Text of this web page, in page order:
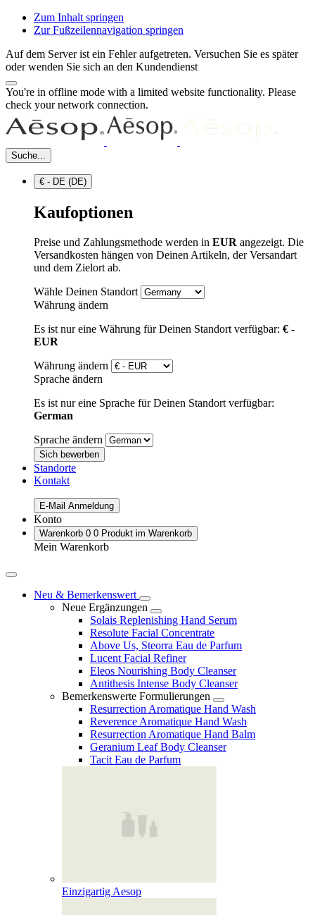
Zum Inhalt springen
Zur Fußzeilennavigation springen
Auf dem Server ist ein Fehler aufgetreten. Versuchen Sie es später
oder wenden Sie sich an den Kundendienst
You're in offline mode with a limited website functionality. Please
check your network connection.
Suche...
€ - DE (DE)
Kaufoptionen
Preise und Zahlungsmethode werden in EUR angezeigt. Die
Versandkosten hängen von Deinen Artikeln, der Versandart
und dem Zielort ab.
Wähle Deinen Standort
Währung ändern
Es ist nur eine Währung für Deinen Standort verfügbar: € -
EUR
Währung ändern
Sprache ändern
Es ist nur eine Sprache für Deinen Standort verfügbar:
German
Sprache ändern
Sich bewerben
Standorte
Kontakt
E-Mail Anmeldung
Konto
Warenkorb 0 0 Produkt im Warenkorb
Mein Warenkorb
Neu & Bemerkenswert
Neue Ergänzungen
Solais Replenishing Hand Serum
Resolute Facial Concentrate
Above Us, Steorra Eau de Parfum
Lucent Facial Refiner
Eleos Nourishing Body Cleanser
Antithesis Intense Body Cleanser
Bemerkenswerte Formulierungen
Resurrection Aromatique Hand Wash
Reverence Aromatique Hand Wash
Resurrection Aromatique Hand Balm
Geranium Leaf Body Cleanser
Tacit Eau de Parfum
Einzigartig Aesop